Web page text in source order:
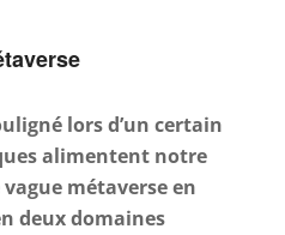
lors d’un certain
alimentent notre
métaverse en
deux domaines